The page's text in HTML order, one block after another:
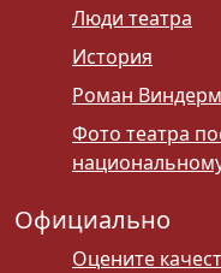
Люди театра
История
Роман
Фото театра
Официально
Оцените